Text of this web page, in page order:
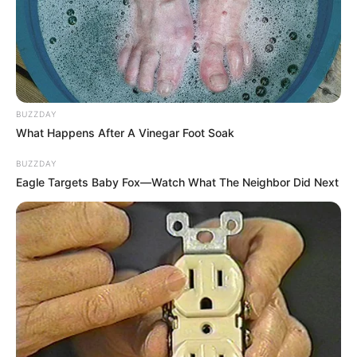
rosszullétnek, amit tulajdonképpen a lábában egy
vérrög okozott.
BUZZDAY
What Happens After A Vinegar Foot Soak
BUZZDAY
Eagle Targets Baby Fox—Watch What The Neighbor Did Next